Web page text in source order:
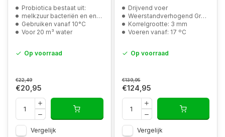
Probiotica bestaat uit:
melkzuur bacteriën en enzymen
Gebruiken vanaf 10°C
Voor 20 m³ water
Op voorraad
€22,49
€20,95
Vergelijk
Drijvend voer
Weerstandverhogend Groeivoer
Korrelgrootte: 3 mm
Voeren vanaf: 17 ºC
Op voorraad
€139,95
€124,95
Vergelijk